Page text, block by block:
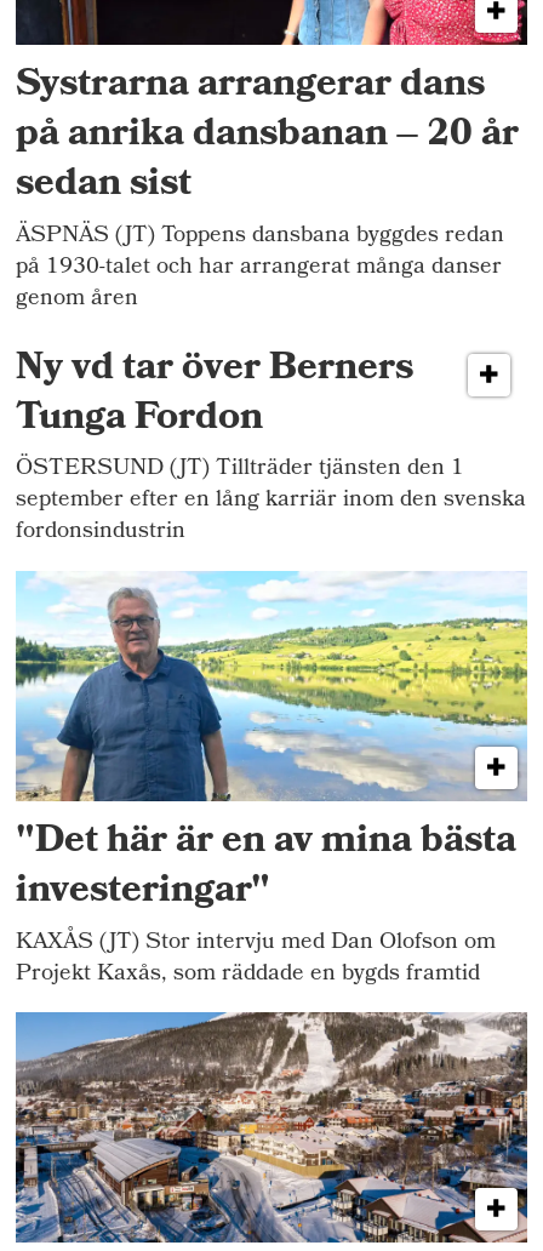
Systrarna arrangerar dans
på anrika dansbanan – 20 år
sedan sist
ÄSPNÄS (JT) Toppens dansbana byggdes redan
på 1930-talet och har arrangerat många danser
genom åren
Ny vd tar över Berners
Tunga Fordon
ÖSTERSUND (JT) Tillträder tjänsten den 1
september efter en lång karriär inom den svenska
fordonsindustrin
"Det här är en av mina bästa
investeringar"
KAXÅS (JT) Stor intervju med Dan Olofson om
Projekt Kaxås, som räddade en bygds framtid